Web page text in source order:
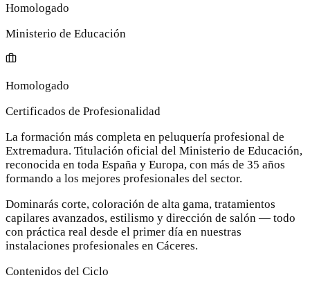
Homologado
Ministerio de Educación
Homologado
Certificados de Profesionalidad
La formación más completa en peluquería profesional de
Extremadura. Titulación oficial del Ministerio de Educación,
reconocida en toda España y Europa, con más de 35 años
formando a los mejores profesionales del sector.
Dominarás corte, coloración de alta gama, tratamientos
capilares avanzados, estilismo y dirección de salón — todo
con práctica real desde el primer día en nuestras
instalaciones profesionales en Cáceres.
Contenidos del Ciclo